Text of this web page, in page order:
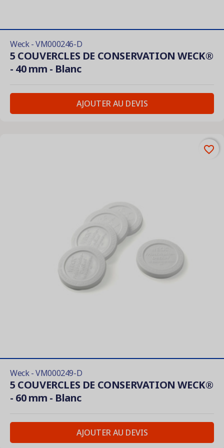
Weck - VM000246-D
5 COUVERCLES DE CONSERVATION WECK®
- 40 mm - Blanc
AJOUTER AU DEVIS
Weck - VM000249-D
5 COUVERCLES DE CONSERVATION WECK®
- 60 mm - Blanc
AJOUTER AU DEVIS
favorite_border